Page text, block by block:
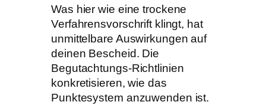
Was hier wie eine trockene
Verfahrensvorschrift klingt, hat
unmittelbare Auswirkungen auf
deinen Bescheid. Die
Begutachtungs-Richtlinien
konkretisieren, wie das
Punktesystem anzuwenden ist.